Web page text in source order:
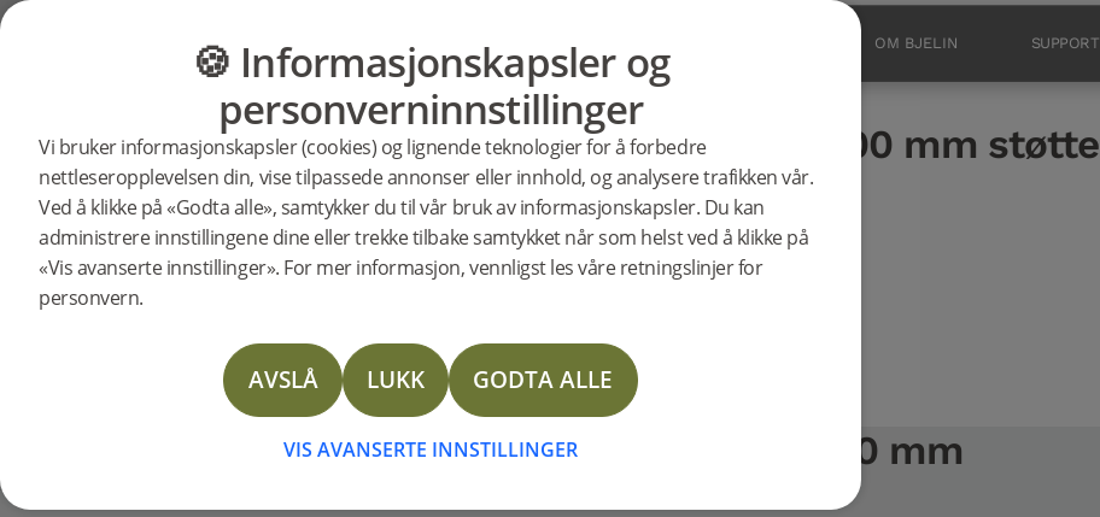
GULV MØBLER PRODUKTER OM BJELIN SUPPORT
🍪 Informasjonskapsler og
personverninnstillinger
Vi bruker informasjonskapsler (cookies) og lignende teknologier for å forbedre
nettleseropplevelsen din, vise tilpassede annonser eller innhold, og analysere trafikken vår.
Ved å klikke på «Godta alle», samtykker du til vår bruk av informasjonskapsler. Du kan
administrere innstillingene dine eller trekke tilbake samtykket når som helst ved å klikke på
«Vis avanserte innstillinger». For mer informasjon, vennligst les våre retningslinjer for
personvern.
AVSLÅ LUKK GODTA ALLE
VIS AVANSERTE INNSTILLINGER
Søkestøtte etter spesifikke produkter
Trappenese Åpen trapp Powder White eik 1400 mm NYHET
Trappenese Åpen trapp Powder White eik 1400 mm støtte
Installation instructions Stair nosing for Open Staircase
Installation instructions Stair nosing for Closed Staircase
DOP Stair nose
Technical Data Sheet Stair Nosing
Trappenese Åpen trapp Powder White eik 1400 mm
Artikkelnummer: 238072